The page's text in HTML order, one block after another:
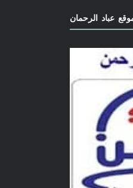
عباد الرحمان